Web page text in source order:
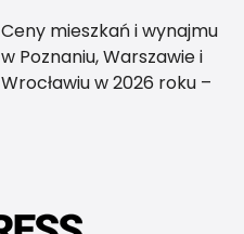
Ceny mieszkań i wynajmu
w Poznaniu, Warszawie i
Wrocławiu w 2026 roku –